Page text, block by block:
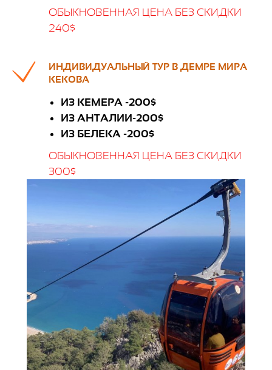
ОБЫКНОВЕННАЯ ЦЕНА БЕЗ СКИДКИ
240$
ИНДИВИДУАЛЬНЫЙ ТУР В ДЕМРЕ МИРА
КЕКОВА
ИЗ КЕМЕРА -200$
ИЗ АНТАЛИИ-200$
ИЗ БЕЛЕКА -200$
ОБЫКНОВЕННАЯ ЦЕНА БЕЗ СКИДКИ
300$